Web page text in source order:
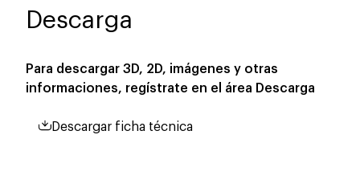
Descarga
Para descargar 3D, 2D, imágenes y otras
informaciones, regístrate en el área Descarga
Descargar ficha técnica